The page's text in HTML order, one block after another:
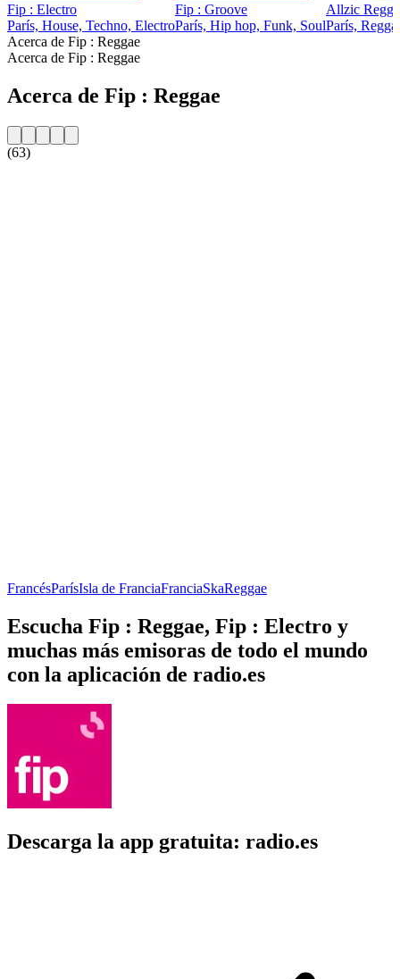
Fip : Electro
París, House, Techno, Electro
Fip : Groove
París, Hip hop, Funk, Soul
Allzic
París,
Acerca de Fip : Reggae
Acerca de Fip : Reggae
Acerca de Fip : Reggae
(63)
FrancésParísIsla de FranciaFranciaSkaReggae
Escucha Fip : Reggae, Fip : Electro y
muchas más emisoras de todo el mundo
con la aplicación de radio.es
Descarga la app gratuita: radio.es